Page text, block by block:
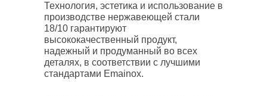
Технология, эстетика и использование в
производстве нержавеющей стали
18/10 гарантируют
высококачественный продукт,
надежный и продуманный во всех
деталях, в соответствии с лучшими
стандартами Emainox.